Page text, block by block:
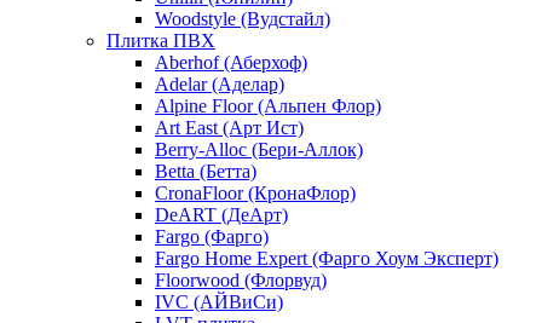
Woodstyle (Вудстайл)
Плитка ПВХ
Aberhof (Аберхоф)
Adelar (Аделар)
Alpine Floor (Альпен Флор)
Art East (Арт Ист)
Berry-Alloc (Бери-Аллок)
Betta (Бетта)
CronaFloor (КронаФлор)
DeART (ДеАрт)
Fargo (Фарго)
Fargo Home Expert (Фарго Хоум Эксперт)
Floorwood (Флорвуд)
IVC (АЙВиСи)